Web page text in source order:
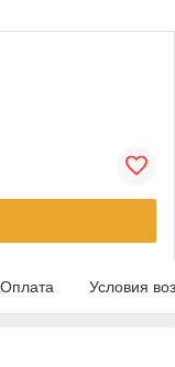
Оплата Условия